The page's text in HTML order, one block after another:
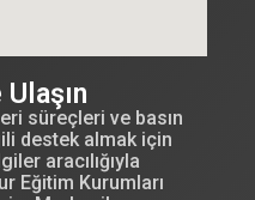
süreçleri ve basın
destek almak için
aracılığıyla
Eğitim Kurumları